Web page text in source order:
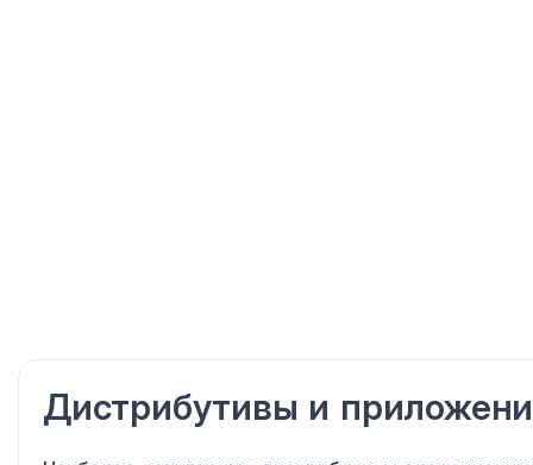
Дистрибутивы и